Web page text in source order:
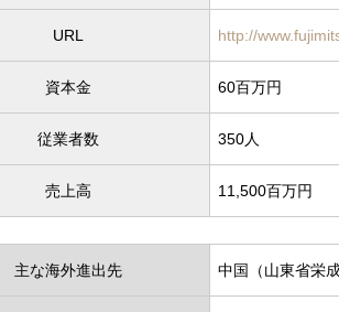
URL http://
資本金 60百万円
従業者数 350人
売上高 11,500百万円
主な海外進出先 中国（山東省栄成